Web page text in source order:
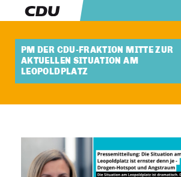
PM DER CDU-FRAKTION MITTE ZUR
AKTUELLEN SITUATION AM
LEOPOLDPLATZ